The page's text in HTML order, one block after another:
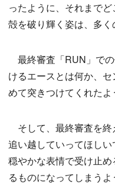
ったように、それまで
殻を破り輝く姿は、多く
最終審査「RUN」で
けるエースとは何か、
めて突きつけてくれたよ
そして、最終審査を終
追い越していってほし
穏やかな表情で受け止
るものになってしまう